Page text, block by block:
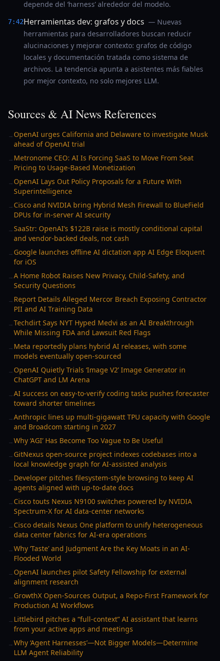
depende del ‘harness’ alrededor del modelo.
7:42Herramientas dev: grafos y docs — Nuevas
herramientas para desarrolladores buscan reducir
alucinaciones y mejorar contexto: grafos de código
locales y documentación tratada como sistema de
archivos. La tendencia apunta a asistentes más fiables
por mejor contexto, no solo mejores LLM.
Sources & AI News References
→ OpenAI urges California and Delaware to investigate Musk
ahead of OpenAI trial
→ Metronome CEO: AI Is Forcing SaaS to Move From Seat
Pricing to Usage-Based Monetization
→ OpenAI Lays Out Policy Proposals for a Future With
Superintelligence
→ Cisco and NVIDIA bring Hybrid Mesh Firewall to BlueField
DPUs for in-server AI security
→SaaStr: OpenAI’s $122B raise is mostly conditional capital
and vendor-backed deals, not cash
→ Google launches offline AI dictation app AI Edge Eloquent
for iOS
→A Home Robot Raises New Privacy, Child-Safety, and
Security Questions
→ Report Details Alleged Mercor Breach Exposing Contractor
PII and AI Training Data
→Techdirt Says NYT Hyped Medvi as an AI Breakthrough
While Missing FDA and Lawsuit Red Flags
→ Meta reportedly plans hybrid AI releases, with some
models eventually open-sourced
→ OpenAI Quietly Trials ‘Image V2’ Image Generator in
ChatGPT and LM Arena
→AI success on easy-to-verify coding tasks pushes forecaster
toward shorter timelines
→Anthropic lines up multi-gigawatt TPU capacity with Google
and Broadcom starting in 2027
→Why ‘AGI’ Has Become Too Vague to Be Useful
→ GitNexus open-source project indexes codebases into a
local knowledge graph for AI-assisted analysis
→ Developer pitches filesystem-style browsing to keep AI
agents aligned with up-to-date docs
→ Cisco touts Nexus N9100 switches powered by NVIDIA
Spectrum-X for AI data-center networks
→ Cisco details Nexus One platform to unify heterogeneous
data center fabrics for AI-era operations
→Why ‘Taste’ and Judgment Are the Key Moats in an AI-
Flooded World
→ OpenAI launches pilot Safety Fellowship for external
alignment research
→ GrowthX Open-Sources Output, a Repo-First Framework for
Production AI Workflows
→ Littlebird pitches a “full-context” AI assistant that learns
from your active apps and meetings
→Why ‘Agent Harnesses’—Not Bigger Models—Determine
LLM Agent Reliability